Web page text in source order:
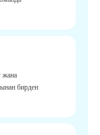
бирден